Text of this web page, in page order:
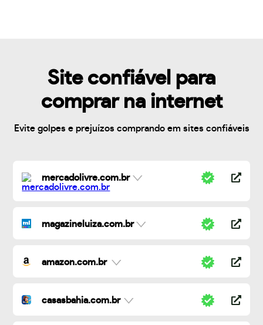
Site confiável para
comprar na internet
Evite golpes e prejuízos comprando em sites confiáveis
mercadolivre.com.br
magazineluiza.com.br
amazon.com.br
casasbahia.com.br